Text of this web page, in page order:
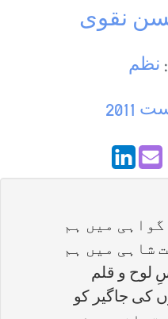
نقوی
نظم
2011
میں ہم
شاہی میں ہم
لوح و قلم
کی جاگیر کو